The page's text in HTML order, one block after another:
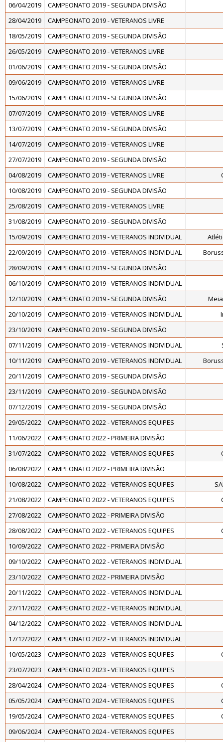
06/04/2019
CAMPEONATO 2019 - SEGUNDA DIVISÃO
28/04/2019
CAMPEONATO 2019 - VETERANOS LIVRE
18/05/2019
CAMPEONATO 2019 - SEGUNDA DIVISÃO
26/05/2019
CAMPEONATO 2019 - VETERANOS LIVRE
01/06/2019
CAMPEONATO 2019 - SEGUNDA DIVISÃO
09/06/2019
CAMPEONATO 2019 - VETERANOS LIVRE
15/06/2019
CAMPEONATO 2019 - SEGUNDA DIVISÃO
07/07/2019
CAMPEONATO 2019 - VETERANOS LIVRE
13/07/2019
CAMPEONATO 2019 - SEGUNDA DIVISÃO
14/07/2019
CAMPEONATO 2019 - VETERANOS LIVRE
27/07/2019
CAMPEONATO 2019 - SEGUNDA DIVISÃO
04/08/2019
CAMPEONATO 2019 - VETERANOS LIVRE
10/08/2019
CAMPEONATO 2019 - SEGUNDA DIVISÃO
25/08/2019
CAMPEONATO 2019 - VETERANOS LIVRE
31/08/2019
CAMPEONATO 2019 - SEGUNDA DIVISÃO
15/09/2019
CAMPEONATO 2019 - VETERANOS INDIVIDUAL
22/09/2019
CAMPEONATO 2019 - VETERANOS INDIVIDUAL
28/09/2019
CAMPEONATO 2019 - SEGUNDA DIVISÃO
06/10/2019
CAMPEONATO 2019 - VETERANOS INDIVIDUAL
12/10/2019
CAMPEONATO 2019 - SEGUNDA DIVISÃO
20/10/2019
CAMPEONATO 2019 - VETERANOS INDIVIDUAL
23/10/2019
CAMPEONATO 2019 - SEGUNDA DIVISÃO
07/11/2019
CAMPEONATO 2019 - VETERANOS INDIVIDUAL
10/11/2019
CAMPEONATO 2019 - VETERANOS INDIVIDUAL
20/11/2019
CAMPEONATO 2019 - SEGUNDA DIVISÃO
23/11/2019
CAMPEONATO 2019 - SEGUNDA DIVISÃO
07/12/2019
CAMPEONATO 2019 - SEGUNDA DIVISÃO
29/05/2022
CAMPEONATO 2022 - VETERANOS EQUIPES
11/06/2022
CAMPEONATO 2022 - PRIMEIRA DIVISÃO
31/07/2022
CAMPEONATO 2022 - VETERANOS EQUIPES
06/08/2022
CAMPEONATO 2022 - PRIMEIRA DIVISÃO
10/08/2022
CAMPEONATO 2022 - VETERANOS EQUIPES
21/08/2022
CAMPEONATO 2022 - VETERANOS EQUIPES
27/08/2022
CAMPEONATO 2022 - PRIMEIRA DIVISÃO
28/08/2022
CAMPEONATO 2022 - VETERANOS EQUIPES
10/09/2022
CAMPEONATO 2022 - PRIMEIRA DIVISÃO
09/10/2022
CAMPEONATO 2022 - VETERANOS INDIVIDUAL
23/10/2022
CAMPEONATO 2022 - PRIMEIRA DIVISÃO
20/11/2022
CAMPEONATO 2022 - VETERANOS INDIVIDUAL
27/11/2022
CAMPEONATO 2022 - VETERANOS INDIVIDUAL
04/12/2022
CAMPEONATO 2022 - VETERANOS INDIVIDUAL
17/12/2022
CAMPEONATO 2022 - VETERANOS INDIVIDUAL
10/05/2023
CAMPEONATO 2023 - VETERANOS EQUIPES
23/07/2023
CAMPEONATO 2023 - VETERANOS EQUIPES
28/04/2024
CAMPEONATO 2024 - VETERANOS EQUIPES
05/05/2024
CAMPEONATO 2024 - VETERANOS EQUIPES
19/05/2024
CAMPEONATO 2024 - VETERANOS EQUIPES
09/06/2024
CAMPEONATO 2024 - VETERANOS EQUIPES